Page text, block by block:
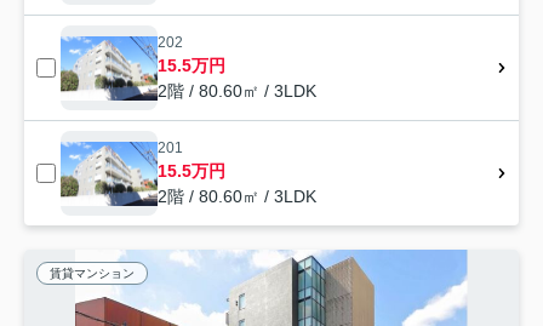
202
15.5万円
2階 / 80.60㎡ / 3LDK
201
15.5万円
2階 / 80.60㎡ / 3LDK
賃貸マンション